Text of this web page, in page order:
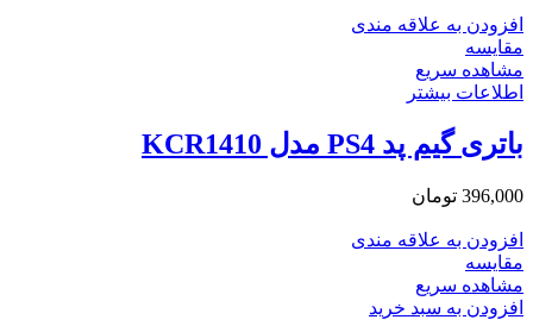
افزودن به علاقه مندی
مقایسه
مشاهده سریع
اطلاعات بیشتر
باتری گیم پد PS4 مدل KCR1410
396,000 تومان
افزودن به علاقه مندی
مقایسه
مشاهده سریع
افزودن به سبد خرید